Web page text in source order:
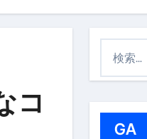
ピ付き | ダイエット中の
コ
GA